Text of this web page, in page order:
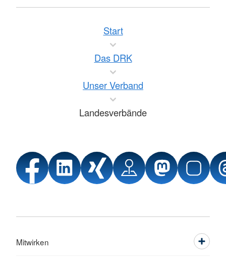
Start
Das DRK
Unser Verband
Landesverbände
Mitwirken